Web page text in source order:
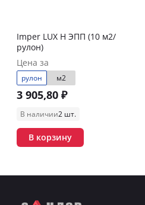
Imper LUX Н ЭПП (10 м2/
рулон)
Цена за
рулон м2
3 905,80 ₽
В наличии2 шт.
В корзину